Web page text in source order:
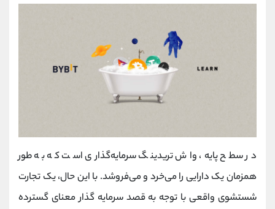
در سطح پایه، واش تریدینگ سرمایه‌گذاری است که به طور
همزمان یک دارایی را می‌خرد و می‌فروشد. با این حال، یک تجارت
شستشوی واقعی با توجه به قصد سرمایه گذار معنای گسترده